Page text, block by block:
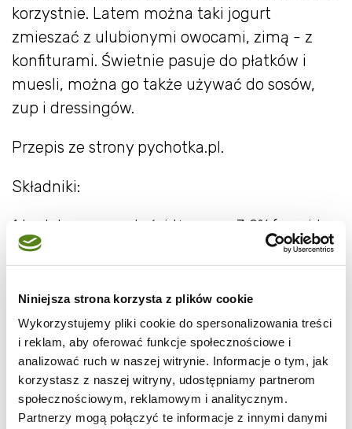
Niniejsza strona korzysta z plików cookie
Wykorzystujemy pliki cookie do spersonalizowania treści
i reklam, aby oferować funkcje społecznościowe i
analizować ruch w naszej witrynie. Informacje o tym, jak
korzystasz z naszej witryny, udostępniamy partnerom
społecznościowym, reklamowym i analitycznym.
Partnerzy mogą połączyć te informacje z innymi danymi
korzystnie. Latem można taki jogurt
zmieszać z ulubionymi owocami, zimą - z
konfiturami. Świetnie pasuje do płatków i
muesli, można go także używać do sosów,
zup i dressingów.
Przepis ze strony pychotka.pl.
Składniki:
1 l mleka o zawartości tłuszczu 3,2% (musi to
być najzwyklejsze mleko, najlepiej świeże od
takiego mleka, może być zwyczajne
pasteryzowane mleko w woreczku - broń
Boże UHT) kubek jogurt naturalnego (w miarę
możliwości bez żadnych dodatków, typu
cukier, stabilizatory itd.)